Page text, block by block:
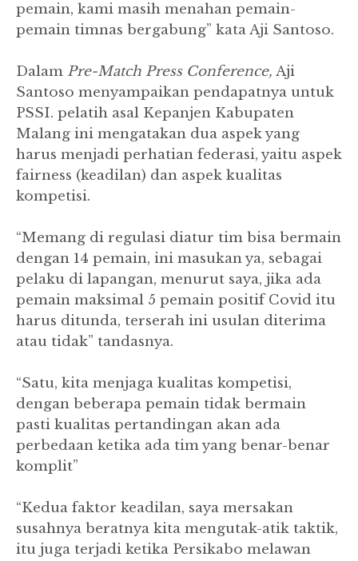
pemain, kami masih menahan pemain-
pemain timnas bergabung” kata Aji Santoso.
Dalam Pre-Match Press Conference, Aji
Santoso menyampaikan pendapatnya untuk
PSSI. pelatih asal Kepanjen Kabupaten
Malang ini mengatakan dua aspek yang
harus menjadi perhatian federasi, yaitu aspek
fairness (keadilan) dan aspek kualitas
kompetisi.
“Memang di regulasi diatur tim bisa bermain
dengan 14 pemain, ini masukan ya, sebagai
pelaku di lapangan, menurut saya, jika ada
pemain maksimal 5 pemain positif Covid itu
harus ditunda, terserah ini usulan diterima
atau tidak” tandasnya.
“Satu, kita menjaga kualitas kompetisi,
dengan beberapa pemain tidak bermain
pasti kualitas pertandingan akan ada
perbedaan ketika ada tim yang benar-benar
komplit”
“Kedua faktor keadilan, saya mersakan
susahnya beratnya kita mengutak-atik taktik,
itu juga terjadi ketika Persikabo melawan